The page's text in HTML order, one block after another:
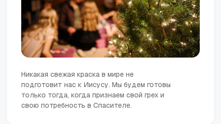
Никакая свежая краска в мире не
подготовит нас к Иисусу. Мы будем готовы
только тогда, когда признаем свой грех и
свою потребность в Спасителе.